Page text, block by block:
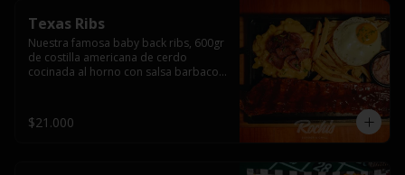
Texas Ribs
Nuestra famosa baby back ribs, 600gr
de costilla americana de cerdo
cocinada al horno con salsa barbacoa
tocino ahumado laminado, papas
fritas  y un huevo frito.
$21.000